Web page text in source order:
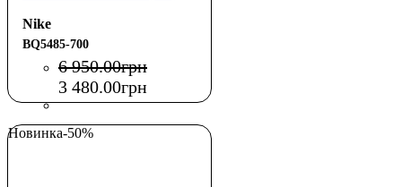
Nike
BQ5485-700
6 950.00грн
3 480.00грн
Новинка-50%